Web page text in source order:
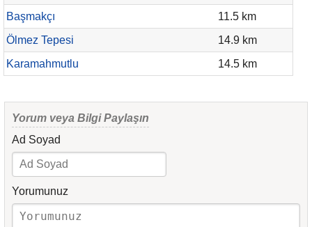
Başmakçı
11.5 km
Ölmez Tepesi
14.9 km
Karamahmutlu
14.5 km
Yorum veya Bilgi Paylaşın
Ad Soyad
Yorumunuz